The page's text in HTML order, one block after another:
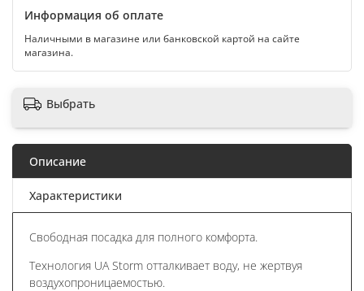
Информация об оплате
Наличными в магазине или банковской картой на сайте
магазина.
Выбрать
Описание
Характеристики
Свободная посадка для полного комфорта.
Технология UA Storm отталкивает воду, не жертвуя
воздухопроницаемостью.